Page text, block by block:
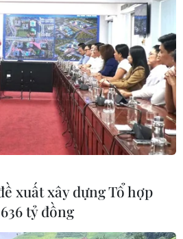
xuất xây dựng Tổ hợp
tỷ đồng